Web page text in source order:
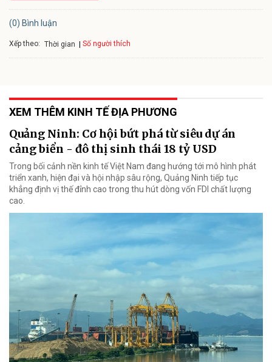
(0) Bình luận
Xếp theo: Thời gian Số người thích
XEM THÊM KINH TẾ ĐỊA PHƯƠNG
Quảng Ninh: Cơ hội bứt phá từ siêu dự án
cảng biển - đô thị sinh thái 18 tỷ USD
Trong bối cảnh nền kinh tế Việt Nam đang hướng tới mô hình phát
triển xanh, hiện đại và hội nhập sâu rộng, Quảng Ninh tiếp tục
khẳng định vị thế đỉnh cao trong thu hút dòng vốn FDI chất lượng
cao.